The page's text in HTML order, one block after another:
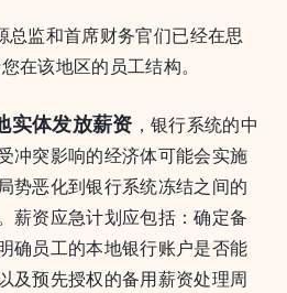
监和首席财务官们已经在思
在该地区的员工结构。
实体发放薪资 ，银行系统的中
冲突影响的经济体可能会实施
势恶化到银行系统冻结之间的
薪资应急计划应包括：确定备
确员工的本地银行账户是否能
及预先授权的备用薪资处理周